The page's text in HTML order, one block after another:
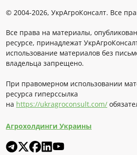
© 2004-2026, УкрАгроКонсалт. Все
Все права на материалы,
ресурсе, принадлежат
использование материалов без
владельца запрещено.
При правомерном использовании
ресурса гиперссылка
на https://ukragroconsult.com/
Агрохолдинги Украины